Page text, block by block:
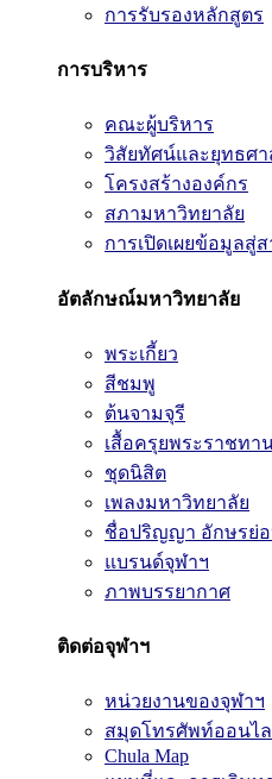
การรับรองหลักสูตร
การบริหาร
คณะผู้บริหาร
วิสัยทัศน์และยุทธศา
โครงสร้างองค์กร
สภามหาวิทยาลัย
การเปิดเผยข้อมูลสู่
อัตลักษณ์มหาวิทยาลัย
พระเกี้ยว
สีชมพู
ต้นจามจุรี
เสื้อครุยพระราชทา
ชุดนิสิต
เพลงมหาวิทยาลัย
ชื่อปริญญา อักษรย่
แบรนด์จุฬาฯ
ภาพบรรยากาศ
ติดต่อจุฬาฯ
หน่วยงานของจุฬาฯ
สมุดโทรศัพท์ออนไ
Chula Map